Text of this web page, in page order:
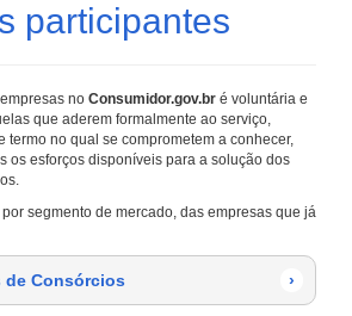
participantes
no Consumidor.gov.br é voluntária e
que aderem formalmente ao serviço,
termo no qual se comprometem a conhecer,
os esforços disponíveis para a solução dos
segmento de mercado, das empresas que já
Consórcios ›